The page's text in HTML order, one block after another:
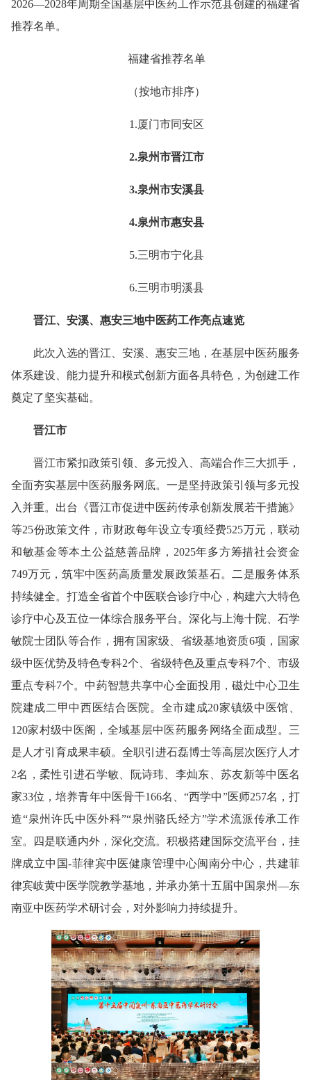
2026—2028年周期全国基层中医药工作示范县创建的福建省
推荐名单。
福建省推荐名单
（按地市排序）
1.厦门市同安区
2.泉州市晋江市
3.泉州市安溪县
4.泉州市惠安县
5.三明市宁化县
6.三明市明溪县
晋江、安溪、惠安三地中医药工作亮点速览
此次入选的晋江、安溪、惠安三地，在基层中医药服务
体系建设、能力提升和模式创新方面各具特色，为创建工作
奠定了坚实基础。
晋江市
晋江市紧扣政策引领、多元投入、高端合作三大抓手，
全面夯实基层中医药服务网底。一是坚持政策引领与多元投
入并重。出台《晋江市促进中医药传承创新发展若干措施》
等25份政策文件，市财政每年设立专项经费525万元，联动
和敏基金等本土公益慈善品牌，2025年多方筹措社会资金
749万元，筑牢中医药高质量发展政策基石。二是服务体系
持续健全。打造全省首个中医联合诊疗中心，构建六大特色
诊疗中心及五位一体综合服务平台。深化与上海十院、石学
敏院士团队等合作，拥有国家级、省级基地资质6项，国家
级中医优势及特色专科2个、省级特色及重点专科7个、市级
重点专科7个。中药智慧共享中心全面投用，磁灶中心卫生
院建成二甲中西医结合医院。全市建成20家镇级中医馆、
120家村级中医阁，全域基层中医药服务网络全面成型。三
是人才引育成果丰硕。全职引进石磊博士等高层次医疗人才
2名，柔性引进石学敏、阮诗玮、李灿东、苏友新等中医名
家33位，培养青年中医骨干166名、“西学中”医师257名，打
造“泉州许氏中医外科”“泉州骆氏经方”学术流派传承工作
室。四是联通内外，深化交流。积极搭建国际交流平台，挂
牌成立中国-菲律宾中医健康管理中心闽南分中心，共建菲
律宾岐黄中医学院教学基地，并承办第十五届中国泉州—东
南亚中医药学术研讨会，对外影响力持续提升。